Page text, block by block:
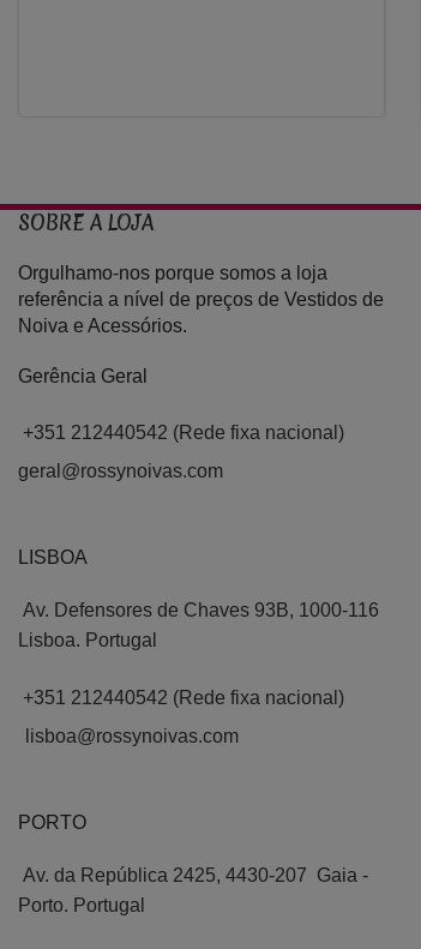
SOBRE A LOJA
Orgulhamo-nos porque somos a loja
referência a nível de preços de Vestidos de
Noiva e Acessórios.
Gerência Geral
+351 212440542 (Rede fixa nacional)
geral@rossynoivas.com
LISBOA
Av. Defensores de Chaves 93B, 1000-116
Lisboa. Portugal
+351 212440542 (Rede fixa nacional)
lisboa@rossynoivas.com
PORTO
Av. da República 2425, 4430-207 Gaia -
Porto. Portugal